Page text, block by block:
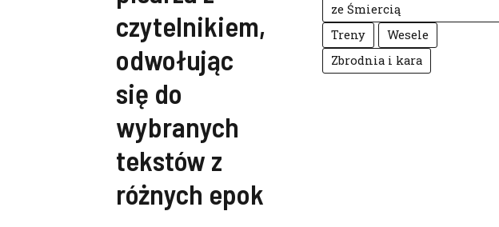
czytelnikiem,
odwołując
się do
wybranych
tekstów z
różnych epok
ze Śmiercią
Treny
Wesele
Zbrodnia i kara